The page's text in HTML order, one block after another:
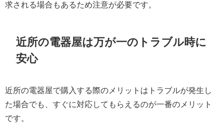
求される場合もあるため注意が必要です。
近所の電器屋は万が一のトラブル時に
安心
近所の電器屋で購入する際のメリットはトラブルが発生し
た場合でも、すぐに対応してもらえるのが一番のメリット
です。